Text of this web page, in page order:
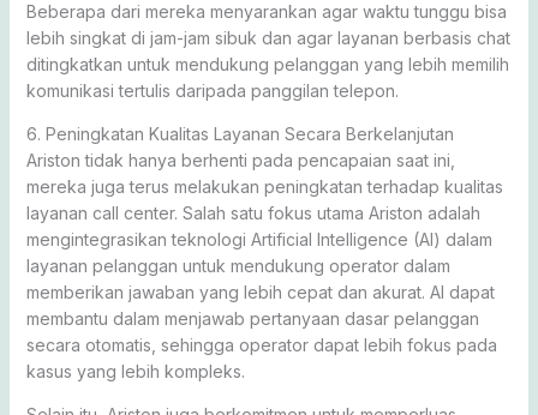
Beberapa dari mereka menyarankan agar waktu tunggu bisa
lebih singkat di jam-jam sibuk dan agar layanan berbasis chat
ditingkatkan untuk mendukung pelanggan yang lebih memilih
komunikasi tertulis daripada panggilan telepon.
6. Peningkatan Kualitas Layanan Secara Berkelanjutan
Ariston tidak hanya berhenti pada pencapaian saat ini,
mereka juga terus melakukan peningkatan terhadap kualitas
layanan call center. Salah satu fokus utama Ariston adalah
mengintegrasikan teknologi Artificial Intelligence (AI) dalam
layanan pelanggan untuk mendukung operator dalam
memberikan jawaban yang lebih cepat dan akurat. AI dapat
membantu dalam menjawab pertanyaan dasar pelanggan
secara otomatis, sehingga operator dapat lebih fokus pada
kasus yang lebih kompleks.